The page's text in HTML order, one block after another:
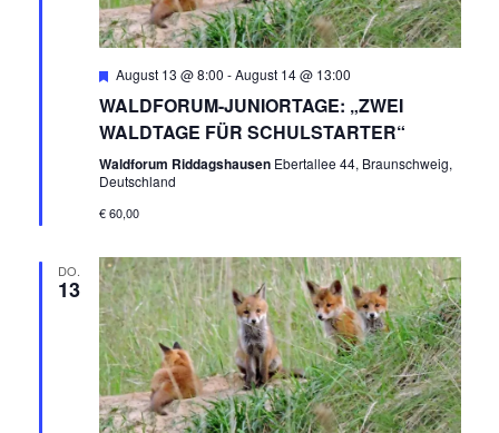
Empfohlen
August 13 @ 8:00 -August 14 @ 13:00
WALDFORUM-JUNIORTAGE: „ZWEI
WALDTAGE FÜR SCHULSTARTER“
Waldforum Riddagshausen Ebertallee 44, Braunschweig,
Deutschland
€ 60,00
DO.
13